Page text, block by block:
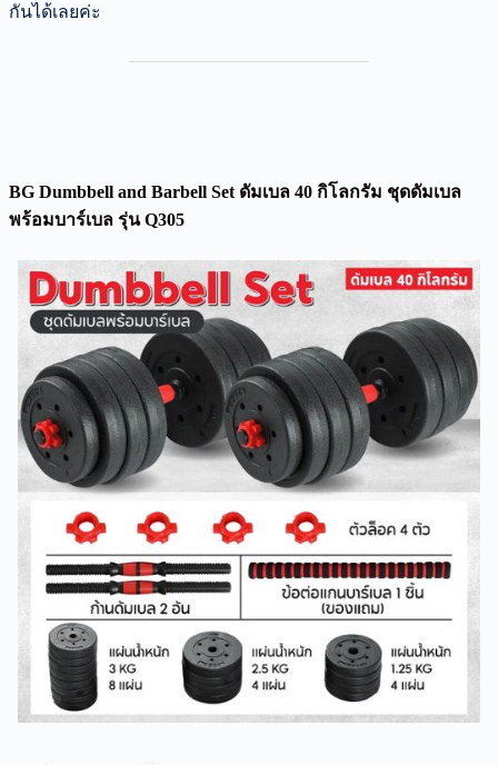
กันได้เลยค่ะ
BG Dumbbell and Barbell Set ดัมเบล 40 กิโลกรัม ชุดดัมเบล
พร้อมบาร์เบล รุ่น Q305